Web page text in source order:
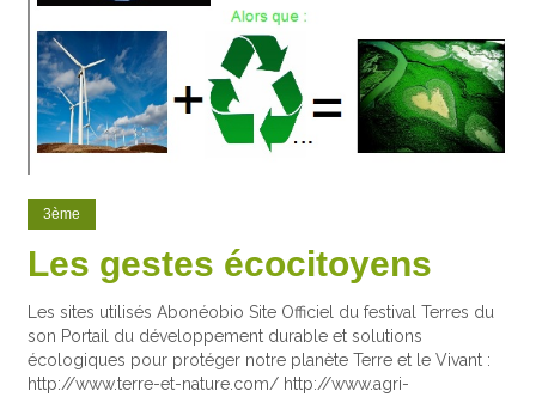
3ème
Les gestes écocitoyens
Les sites utilisés Abonéobio Site Officiel du festival Terres du
son Portail du développement durable et solutions
écologiques pour protéger notre planète Terre et le Vivant :
http://www.terre-et-nature.com/ http://www.agri-